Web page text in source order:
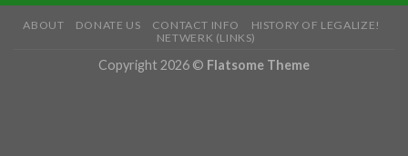
ABOUT DONATE US CONTACT INFO
HISTORY OF LEGALIZE!
NETWERK (LINKS)
Copyright 2026 © Flatsome Theme